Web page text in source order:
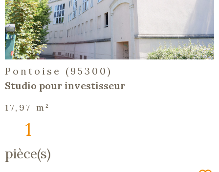
Pontoise (95300)
Studio pour investisseur
17,97 m²
1
pièce(s)